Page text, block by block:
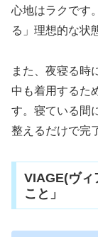
心地はラクです
る」理想的な状
また、夜寝る時
中も着用するた
す。寝ている間
整えるだけで完
VIAGE(ヴィ
こと」